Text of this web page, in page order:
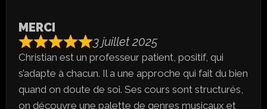
MERCI
3 juillet 2025
Christian est un professeur patient, positif, qui
s’adapte à chacun. Il a une approche qui fait du bien
quand on doute de soi. Ses cours sont structurés,
on découvre une palette de genres musicaux et